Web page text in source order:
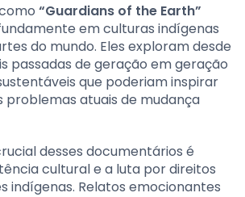
“Guardians of the Earth”
em culturas indígenas
do mundo. Eles exploram desde
passadas de geração em geração
que poderiam inspirar
problemas atuais de mudança
desses documentários é
cultural e a luta por direitos
indígenas. Relatos emocionantes